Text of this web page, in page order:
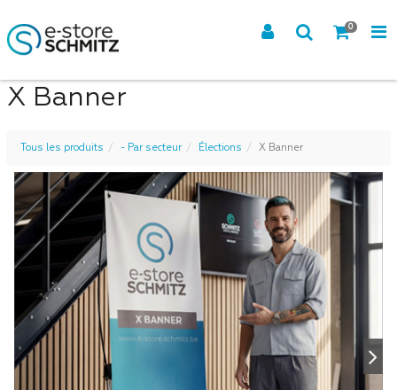
0
X Banner
Tous les produits - Par secteur Élections X Banner